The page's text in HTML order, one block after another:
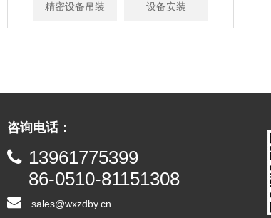
精密设备吊装 设备安装
咨询电话：
13961775399
86-0510-81151308
sales@wxzdby.cn